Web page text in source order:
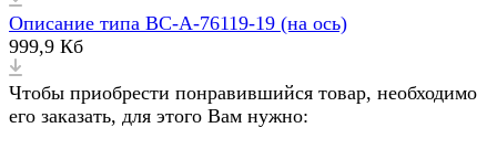
Описание типа ВС-А-76119-19 (на ось)
999,9 Кб
Чтобы приобрести понравившийся товар, необходимо
его заказать, для этого Вам нужно: